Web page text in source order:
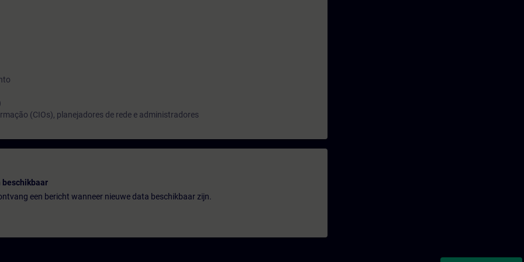
(CIOs), planejadores de rede e administradores
beschikbaar
een bericht wanneer nieuwe data beschikbaar zijn.